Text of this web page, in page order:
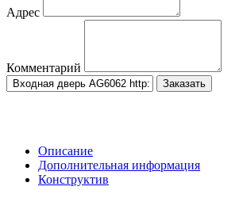
Адрес
Комментарий
Заказать
Описание
Дополнительная информация
Конструктив